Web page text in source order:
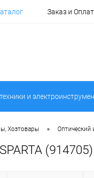
Заказ и
и
Хозтовары • Оптический
(914705)